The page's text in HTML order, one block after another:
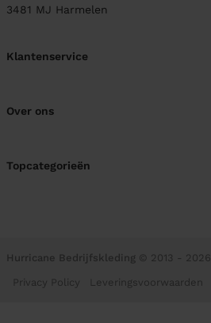
3481 MJ Harmelen
Klantenservice
Over ons
Topcategorieën
Hurricane Bedrijfskleding © 2013 - 2026
Privacy Policy Leveringsvoorwaarden